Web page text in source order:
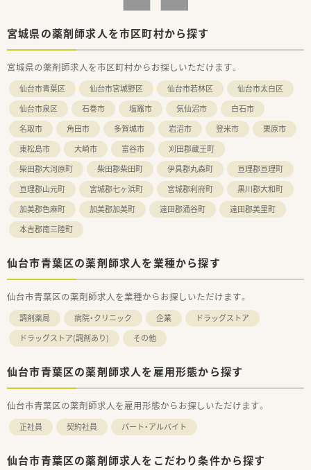
■まるでカフェのような、おしゃれで大変きれいな薬局で勤務で
きます。
れます。
■経営陣との距離が近く、現場の意見が業務改善に反映されやす
い社風です。
宮城県の薬剤師求人を市区町村から探す
宮城県の薬剤師求人を市区町村からお探しいただけます。
仙台市青葉区 仙台市宮城野区 仙台市若林区
仙台市太白区
仙台市泉区
石巻市 塩竈市 気仙沼市
白石市
名取市
角田市 多賀城市 岩沼市 登米市
栗原市
東松島市
大崎市 富谷市
刈田郡蔵王町
柴田郡大河原町
柴田郡柴田町 伊具郡丸森町
亘理郡亘理町
亘理郡山元町
宮城郡七ヶ浜町 宮城郡利府町
黒川郡大和町
加美郡色麻町
加美郡加美町 遠田郡涌谷町
遠田郡美里町
本吉郡南三陸町
仙台市青葉区の薬剤師求人を業種から探す
仙台市青葉区の薬剤師求人を業種からお探しいただけます。
調剤薬局 病院・クリニック 企業
ドラッグストア
ドラッグストア(調剤あり)
その他
仙台市青葉区の薬剤師求人を雇用形態から探す
仙台市青葉区の薬剤師求人を雇用形態からお探しいただけます。
正社員 契約社員 パート・アルバイト
仙台市青葉区の薬剤師求人をこだわり条件から探す